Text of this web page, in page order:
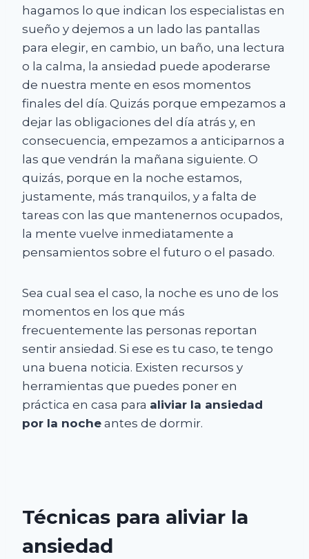
hagamos lo que indican los especialistas en
sueño y dejemos a un lado las pantallas
para elegir, en cambio, un baño, una lectura
o la calma, la ansiedad puede apoderarse
de nuestra mente en esos momentos
finales del día. Quizás porque empezamos a
dejar las obligaciones del día atrás y, en
consecuencia, empezamos a anticiparnos a
las que vendrán la mañana siguiente. O
quizás, porque en la noche estamos,
justamente, más tranquilos, y a falta de
tareas con las que mantenernos ocupados,
la mente vuelve inmediatamente a
pensamientos sobre el futuro o el pasado.
Sea cual sea el caso, la noche es uno de los
momentos en los que más
frecuentemente las personas reportan
sentir ansiedad. Si ese es tu caso, te tengo
una buena noticia. Existen recursos y
herramientas que puedes poner en
práctica en casa para aliviar la ansiedad
por la noche antes de dormir.
Técnicas para aliviar la
ansiedad